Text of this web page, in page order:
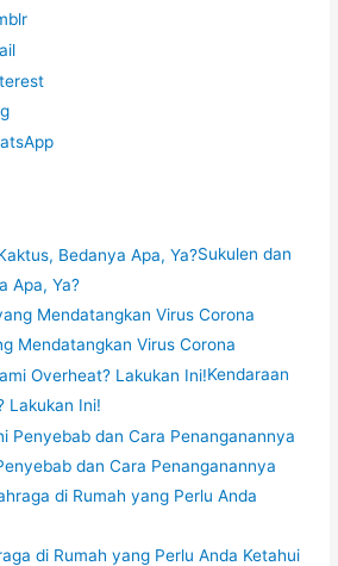
Sukulen dan
Apa, Ya?
Mendatangkan Virus Corona
Kendaraan
Lakukan Ini!
dan Cara Penanganannya
di Rumah yang Perlu Anda Ketahui